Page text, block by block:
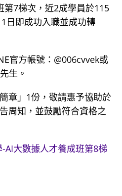
第7梯次，近2成學員於115
日即成功入職並成功轉
官方帳號：@006cvvek或
生。
章」1份，敬請惠予協助於
周知，並鼓勵符合資格之
AI大數據人才養成班第8梯